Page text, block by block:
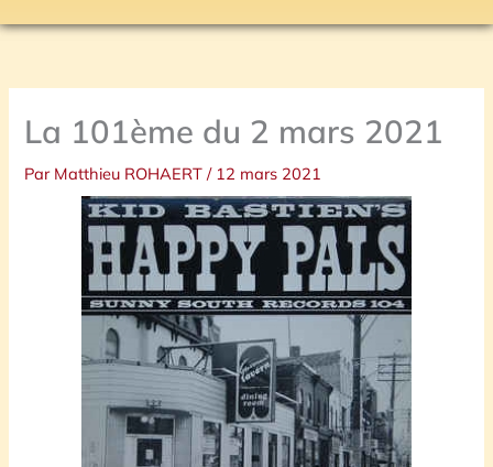
La 101ème du 2 mars 2021
Par Matthieu ROHAERT/ 12 mars 2021